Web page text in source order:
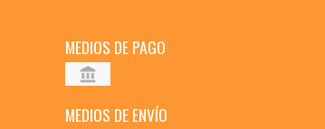
MEDIOS DE PAGO
MEDIOS DE ENVÍO